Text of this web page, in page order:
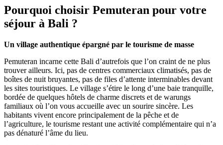
Pourquoi choisir Pemuteran pour votre
séjour à Bali ?
Un village authentique épargné par le tourisme de masse
Pemuteran incarne cette Bali d’autrefois que l’on craint de ne plus
trouver ailleurs. Ici, pas de centres commerciaux climatisés, pas de
boîtes de nuit bruyantes, pas de files d’attente interminables devant
les sites touristiques. Le village s’étire le long d’une baie tranquille,
bordée de quelques hôtels de charme discrets et de warungs
familiaux où l’on vous accueille avec un sourire sincère. Les
habitants vivent encore principalement de la pêche et de
l’agriculture, le tourisme restant une activité complémentaire qui n’a
pas dénaturé l’âme du lieu.